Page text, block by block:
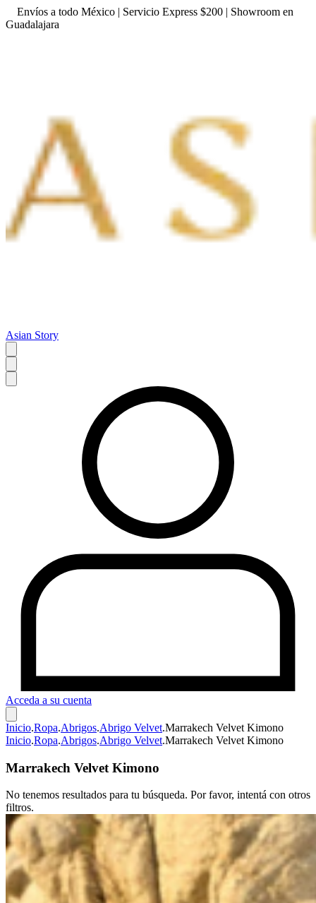
Envíos a todo México | Servicio Express $200 | Showroom en
Guadalajara
Asian Story
Acceda a su cuenta
Inicio.Ropa.Abrigos.Abrigo Velvet.Marrakech Velvet Kimono
Inicio.Ropa.Abrigos.Abrigo Velvet.Marrakech Velvet Kimono
Marrakech Velvet Kimono
No tenemos resultados para tu búsqueda. Por favor, intentá con otros
filtros.